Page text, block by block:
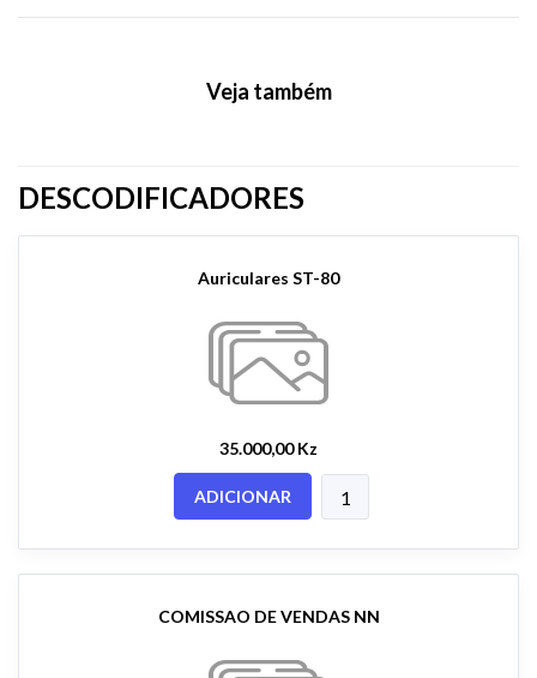
Veja também
DESCODIFICADORES
Auriculares ST-80
35.000,00 Kz
ADICIONAR
COMISSAO DE VENDAS NN